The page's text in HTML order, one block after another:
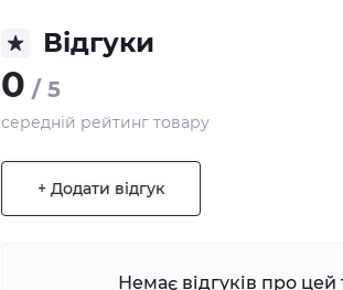
Відгуки
0 / 5
середній рейтинг товару
+ Додати відгук
Немає відгуків про